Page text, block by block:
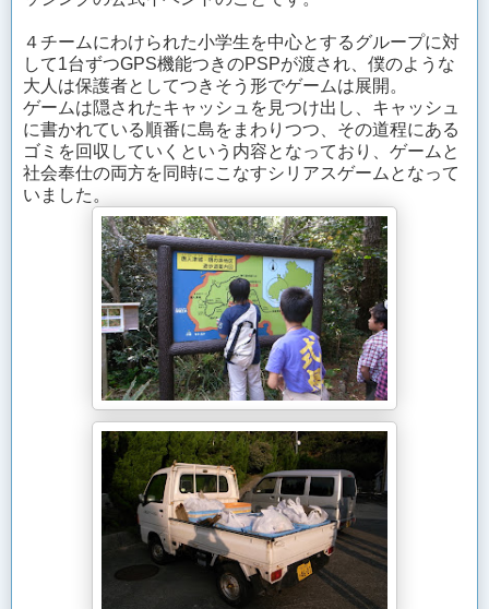
４チームにわけられた小学生を中心とするグループに対
して1台ずつGPS機能つきのPSPが渡され、僕のような
大人は保護者としてつきそう形でゲームは展開。
ゲームは隠されたキャッシュを見つけ出し、キャッシュ
に書かれている順番に島をまわりつつ、その道程にある
ゴミを回収していくという内容となっており、ゲームと
社会奉仕の両方を同時にこなすシリアスゲームとなって
いました。